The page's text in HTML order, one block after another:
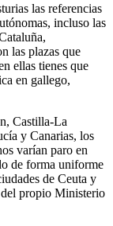
las referencias
incluso las
las plazas que
ellas tienes que
en gallego,
Castilla-La
y Canarias, los
varían paro en
de forma uniforme
de Ceuta y
propio Ministerio